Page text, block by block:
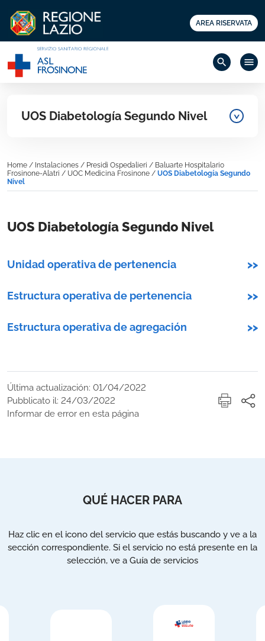
AREA RISERVATA
search menu
UOS Diabetología Segundo Nivel
Home / Instalaciones / Presidi Ospedalieri / Baluarte Hospitalario
Frosinone-Alatri / UOC Medicina Frosinone / UOS Diabetología Segundo
Nivel
UOS Diabetología Segundo Nivel
Unidad operativa de pertenencia >>
Estructura operativa de pertenencia >>
Estructura operativa de agregación >>
Última actualización: 01/04/2022
Pubblicato il: 24/03/2022
Informar de error en esta página
QUÉ HACER PARA
Haz clic en el icono del servicio que estás buscando y ve a la
sección correspondiente. Si el servicio no está presente en la
selección, ve a Guía de servicios